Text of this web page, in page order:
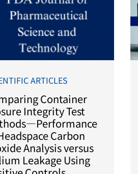
ARTICLES
Container
Integrity Test
Carbon
Analysis versus
Leakage Using